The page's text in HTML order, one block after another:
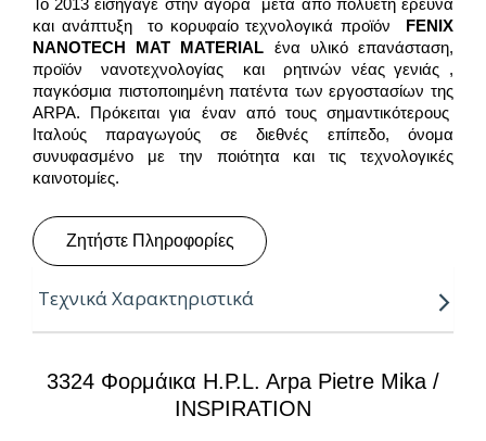
Το 2013 εισήγαγε στην αγορά μετά από πολυετή έρευνα
και ανάπτυξη το κορυφαίο τεχνολογικά προϊόν FENIX
NANOTECH
MAT MATERIAL ένα υλικό επανάσταση,
προϊόν νανοτεχνολογίας και ρητινών νέας γενιάς ,
παγκόσμια πιστοποιημένη πατέντα των εργοστασίων της
ARPA. Πρόκειται για έναν από τους σημαντικότερους
Ιταλούς παραγωγούς σε διεθνές επίπεδο, όνομα
συνυφασμένο με την ποιότητα και τις τεχνολογικές
καινοτομίες.
Ζητήστε Πληροφορίες
Τεχνικά Χαρακτηριστικά
– Αναβαθμισμένη ανθεκτικότητα σε κρούση, τριβή
3324 Φορμάικα H.P.L. Arpa Pietre Mika /
INSPIRATION